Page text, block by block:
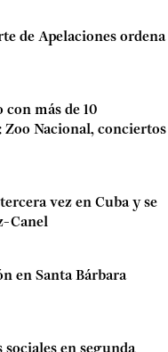
de Apelaciones ordena
más de 10
Nacional, conciertos
vez en Cuba y se
Canel
en Santa Bárbara